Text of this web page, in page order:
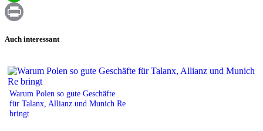
WhatsApp
Auch interessant
Warum Polen so gute Geschäfte
für Talanx, Allianz und Munich Re
bringt